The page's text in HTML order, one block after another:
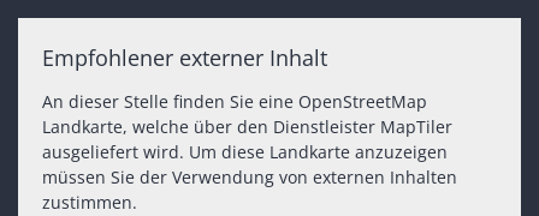
Empfohlener externer Inhalt
An dieser Stelle finden Sie eine OpenStreetMap
Landkarte, welche über den Dienstleister MapTiler
ausgeliefert wird. Um diese Landkarte anzuzeigen
müssen Sie der Verwendung von externen Inhalten
zustimmen.